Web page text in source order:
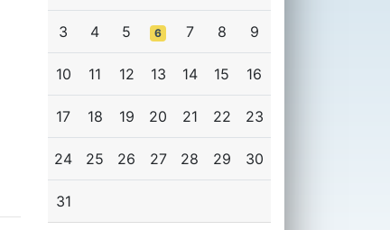
3 4 5 6 7 8 9
10 11 12 13 14 15 16
17 18 19 20 21 22 23
24 25 26 27 28 29 30
31